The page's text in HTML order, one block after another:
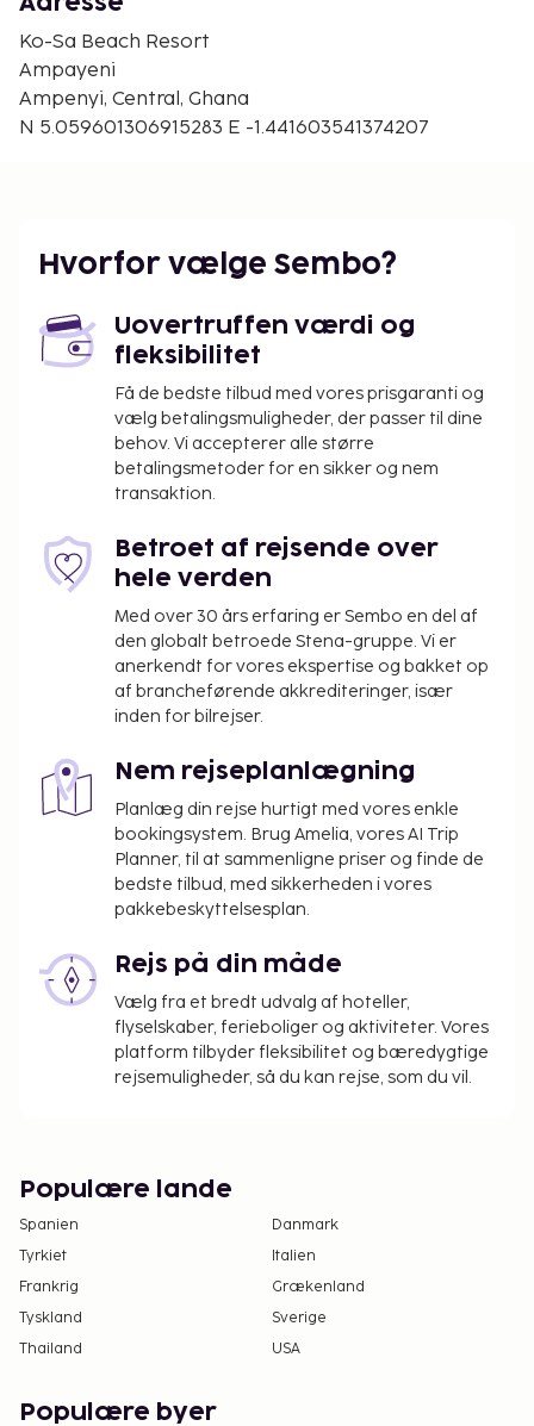
(TKD) - 62,3 km
Gæsterne har blandt andet adgang til en døgnåben
reception, bagageopbevaring og vaskeri. Gratis
selvstændig parkering er til rådighed på stedet. Du
kan lade dig selv forkæle med massage på stedet
Afslut dagen med en drink eller to i baren/loungen.
Fuld morgenmad tilbydes mod gebyr dagligt fra kl.
Gebyr for komplet morgenmad: Mellem 5 og 15
USD pr. person (cirkapriser)
Ovenstående liste er muligvis ikke fuldstændig.
Gebyrer og depositummer inkluderer muligvis ikke
skat og kan ændres uden varsel.
Ko-Sa Beach Resort
Ampayeni
Ampenyi, Central, Ghana
N 5.059601306915283 E -1.441603541374207
Hvorfor vælge Sembo?
Uovertruffen værdi og
fleksibilitet
Få de bedste tilbud med vores prisgaranti og
vælg betalingsmuligheder, der passer til dine
behov. Vi accepterer alle større
betalingsmetoder for en sikker og nem
transaktion.
Betroet af rejsende over
hele verden
Med over 30 års erfaring er Sembo en del af
den globalt betroede Stena-gruppe. Vi er
anerkendt for vores ekspertise og bakket op
af brancheførende akkrediteringer, især
inden for bilrejser.
Nem rejseplanlægning
Planlæg din rejse hurtigt med vores enkle
bookingsystem. Brug Amelia, vores AI Trip
Planner, til at sammenligne priser og finde de
bedste tilbud, med sikkerheden i vores
pakkebeskyttelsesplan.
Rejs på din måde
Vælg fra et bredt udvalg af hoteller,
flyselskaber, ferieboliger og aktiviteter. Vores
platform tilbyder fleksibilitet og bæredygtige
rejsemuligheder, så du kan rejse, som du vil.
Populære lande
Spanien
Danmark
Tyrkiet
Italien
Frankrig
Grækenland
Tyskland
Sverige
Thailand
USA
Populære byer